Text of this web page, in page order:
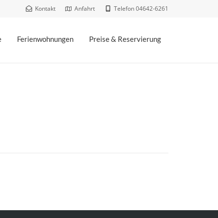
Kontakt Anfahrt Telefon 04642-6261
Ferienwohnungen Preise & Reservierung